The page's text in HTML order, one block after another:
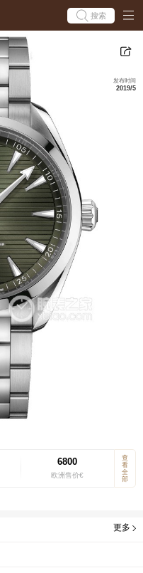
搜索
发布时间
2019/5
6800
欧洲售价€
查
看
全
部
更多